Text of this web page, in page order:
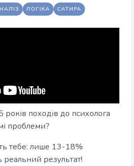
ЛОГІКА САТИРА
років походів до психолога
проблеми?
тебе: лише 13-18%
реальний результат!